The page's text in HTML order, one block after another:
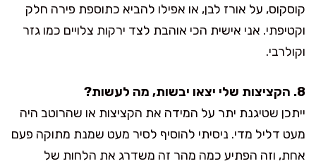
קוסקוס, על אורז לבן, או אפילו להביא כתוספת פירה חלק
וקטיפתי. אני אישית הכי אוהבת לצד ירקות צלויים כמו גזר
וקולרבי.
8. הקציצות שלי יצאו יבשות, מה לעשות?
ייתכן שטיגנת יתר על המידה את הקציצות או שהרוטב היה
מעט דליל מדי. ניסיתי להוסיף לסיר מעט שמנת מתוקה פעם
אחת, וזה הפתיע כמה מהר זה משדרג את הלחות של